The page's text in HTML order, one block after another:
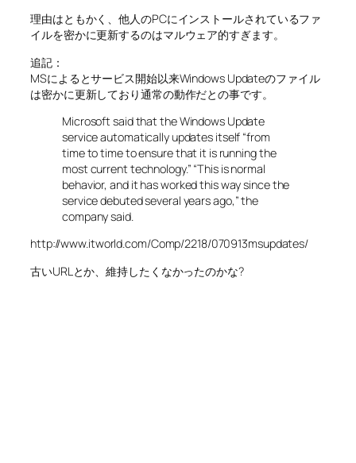
理由はともかく、他人のPCにインストールされているファ
イルを密かに更新するのはマルウェア的すぎます。
追記：
MSによるとサービス開始以来Windows Updateのファイル
は密かに更新しており通常の動作だとの事です。
Microsoft said that the Windows Update
service automatically updates itself “from
time to time to ensure that it is running the
most current technology.” “This is normal
behavior, and it has worked this way since the
service debuted several years ago,” the
company said.
http://www.itworld.com/Comp/2218/070913msupdates/
古いURLとか、維持したくなかったのかな?